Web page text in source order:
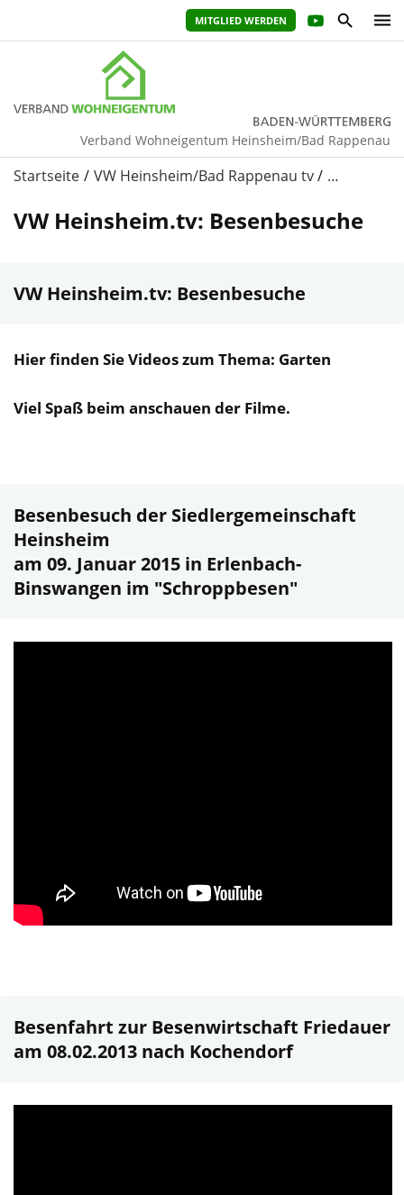
MITGLIED WERDEN
Verband Wohneigentum Heinsheim/Bad Rappenau
Startseite VW Heinsheim/Bad Rappenau tv …
VW Heinsheim.tv: Besenbesuche
VW Heinsheim.tv: Besenbesuche
Hier finden Sie Videos zum Thema: Garten
Viel Spaß beim anschauen der Filme.
Besenbesuch der Siedlergemeinschaft
Heinsheim
am 09. Januar 2015 in Erlenbach-
Binswangen im "Schroppbesen"
Besenfahrt zur Besenwirtschaft Friedauer
am 08.02.2013 nach Kochendorf